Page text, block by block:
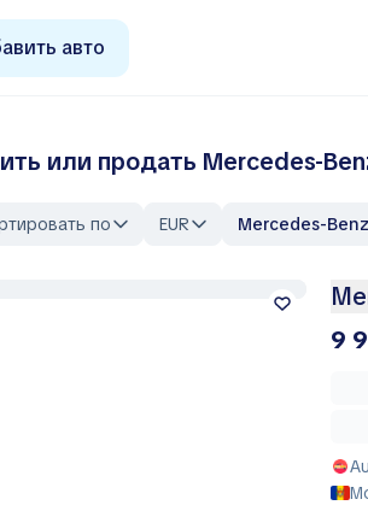
авто
или продать Mercedes-
по EUR Mercedes-
9